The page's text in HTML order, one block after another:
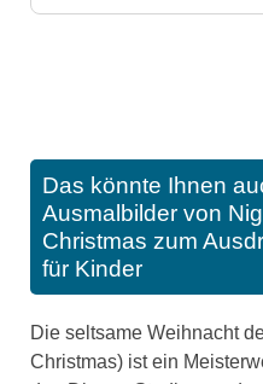
Das könnte Ihnen
Ausmalbilder von
Christmas zum
für Kinder
Die seltsame Weihnacht
Christmas) ist ein